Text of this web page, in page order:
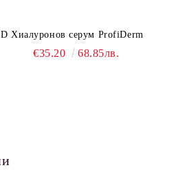
Хиалуронов серум ProfiDerm
€35.20 68.85лв.